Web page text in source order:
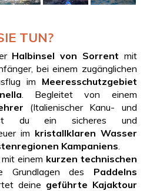
TUN?
Halbinsel von Sorrent mit
bei einem zugänglichen
im Meeresschutzgebiet
. Begleitet von einem
(Italienischer Kanu- und
du ein sicheres und
im kristallklaren Wasser
Kampaniens
einem kurzen technischen
Grundlagen des Paddelns
deine geführte Kajaktour